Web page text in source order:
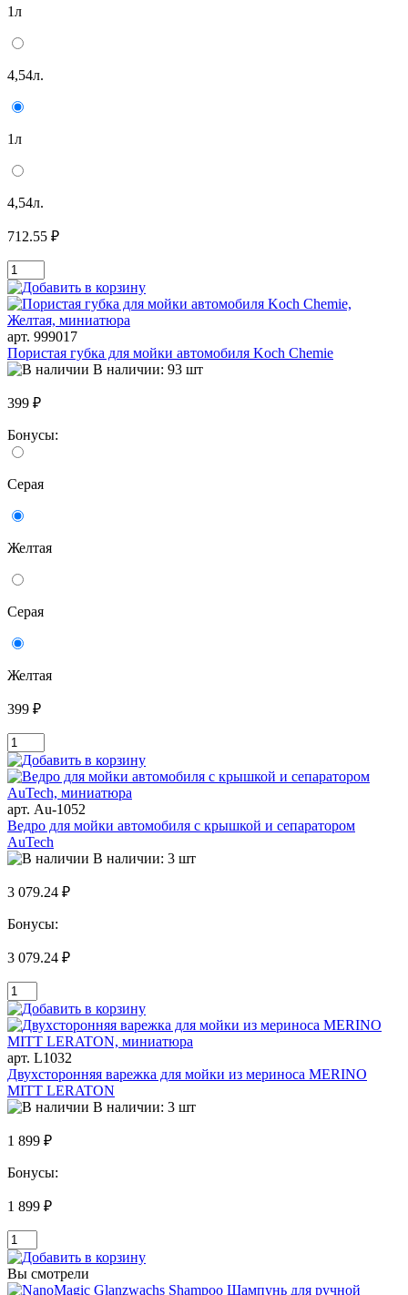
1л
4,54л.
1л
4,54л.
712.55 ₽
арт. 999017
Пористая губка для мойки автомобиля Koch Chemie
В наличии: 93 шт
399 ₽
Бонусы:
Серая
Желтая
Серая
Желтая
399 ₽
арт. Au-1052
Ведро для мойки автомобиля с крышкой и сепаратором
AuTech
В наличии: 3 шт
3 079.24 ₽
Бонусы:
3 079.24 ₽
арт. L1032
Двухсторонняя варежка для мойки из мериноса MERINO
MITT LERATON
В наличии: 3 шт
1 899 ₽
Бонусы:
1 899 ₽
Вы смотрели